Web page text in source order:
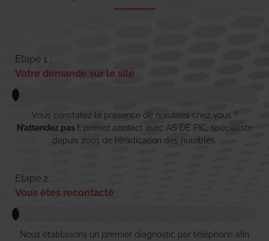
Etape 1 :
Votre demande sur le site
Vous constatez la présence de nuisibles chez vous ?
N’attendez pas ! , prenez contact avec AS DE PIC, spécialiste
depuis 2001 de l’éradication des nuisibles.
Etape 2 :
Vous êtes recontacté
Nous établissons un premier diagnostic par téléphone afin